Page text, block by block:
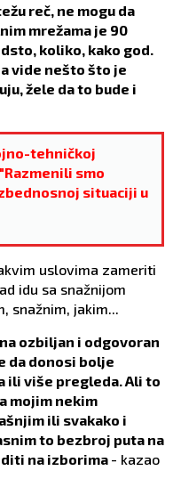
reč, ne mogu da
mrežama je 90
koliko, kako god.
vide nešto što je
žele da to bude i
tehničkoj
smo
situaciji u
uslovima zameriti
idu sa snažnijom
snažnim, jakim...
ozbiljan i odgovoran
da donosi bolje
ili više pregleda. Ali to
mojim nekim
ili svakako i
to bezbroj puta na
na izborima - kazao